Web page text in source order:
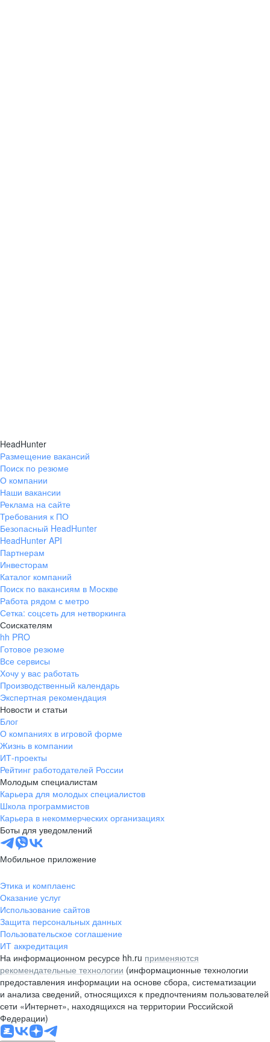
HeadHunter
Размещение вакансий
Поиск по резюме
О компании
Наши вакансии
Реклама на сайте
Требования к ПО
Безопасный HeadHunter
HeadHunter API
Партнерам
Инвесторам
Каталог компаний
Поиск по вакансиям в Москве
Работа рядом с метро
Сетка: соцсеть для нетворкинга
Соискателям
hh PRO
Готовое резюме
Все сервисы
Хочу у вас работать
Производственный календарь
Экспертная рекомендация
Новости и статьи
Блог
О компаниях в игровой форме
Жизнь в компании
ИТ-проекты
Рейтинг работодателей России
Молодым специалистам
Карьера для молодых специалистов
Школа программистов
Карьера в некоммерческих организациях
Боты для уведомлений
Мобильное приложение
Этика и комплаенс
Оказание услуг
Использование сайтов
Защита персональных данных
Пользовательское соглашение
ИТ аккредитация
На информационном ресурсе hh.ru применяются
рекомендательные технологии (информационные технологии
предоставления информации на основе сбора, систематизации
и анализа сведений, относящихся к предпочтениям пользователей
сети «Интернет», находящихся на территории Российской
Федерации)